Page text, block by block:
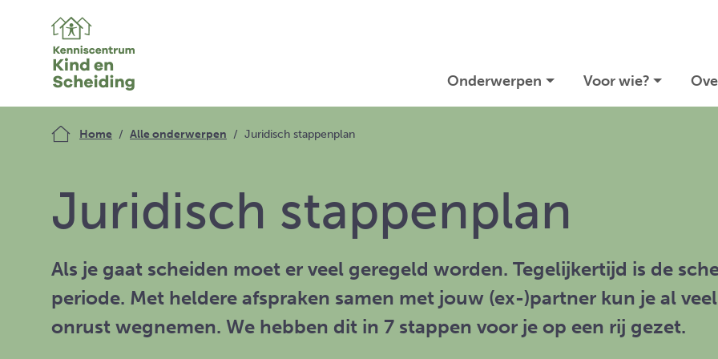
Home Alle onderwerpen Juridisch stappenplan
Juridisch stappenplan
Als je gaat scheiden moet er veel geregeld worden. Tegelijkertijd is de
periode. Met heldere afspraken samen met jouw (ex-)partner kun je al
onrust wegnemen. We hebben dit in 7 stappen voor je op een rij gezet.
Onderwerpen Voor wie?